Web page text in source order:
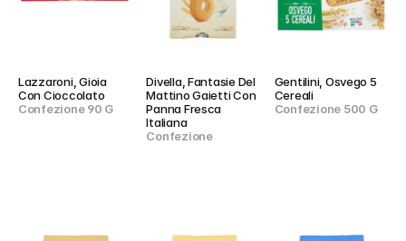
Lazzaroni, Gioia
Con Cioccolato
Confezione 90 G
Divella, Fantasie Del
Mattino Gaietti Con
Panna Fresca
Italiana
Confezione
Gentilini, Osvego 5
Cereali
Confezione 500 G